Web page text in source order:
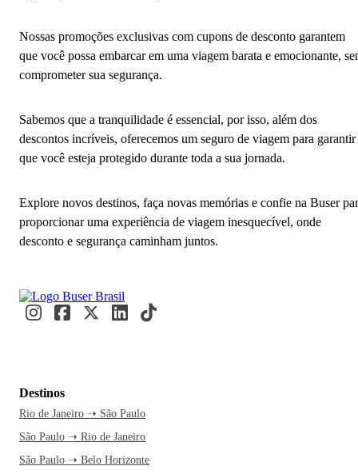
Nossas promoções exclusivas com cupons de desconto garantem
que você possa embarcar em uma viagem barata e emocionante,
comprometer sua segurança.
Sabemos que a tranquilidade é essencial, por isso, além dos
descontos incríveis, oferecemos um seguro de viagem para garantir
que você esteja protegido durante toda a sua jornada.
Explore novos destinos, faça novas memórias e confie na Buser
proporcionar uma experiência de viagem inesquecível, onde
desconto e segurança caminham juntos.
Destinos
Rio de Janeiro ➝ São Paulo
São Paulo ➝ Rio de Janeiro
São Paulo ➝ Belo Horizonte